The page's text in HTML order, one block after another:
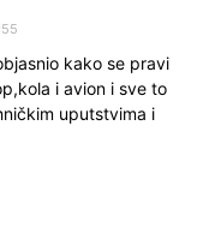
kako se pravi
i avion i sve to
uputstvima i